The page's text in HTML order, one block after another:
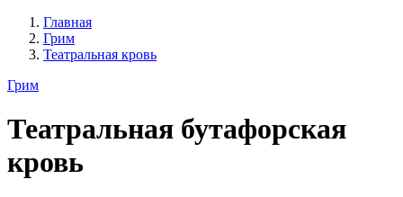
Главная
Грим
Театральная кровь
Грим
Театральная бутафорская
кровь